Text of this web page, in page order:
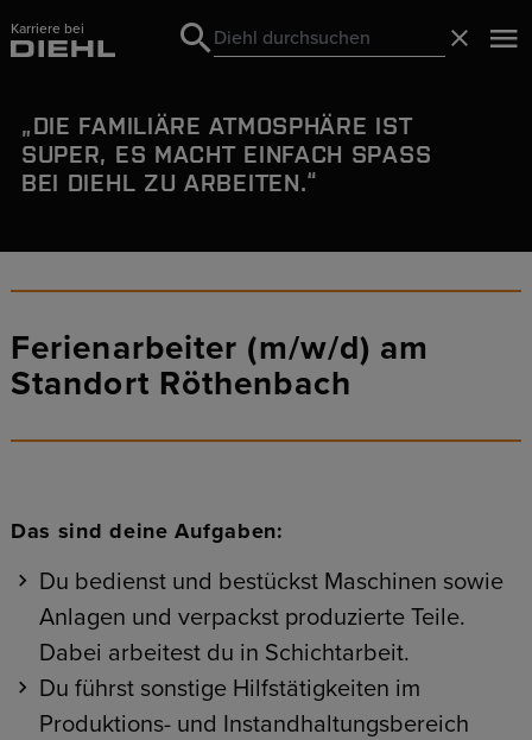
Karriere bei
Search
Search
DIE FAMILIÄRE ATMOSPHÄRE IST
SUPER, ES MACHT EINFACH SPASS B
EI DIEHL ZU ARBEITEN.
Ferienarbeiter (m/w/d) am
Standort Röthenbach
Das sind deine Aufgaben:
Du bedienst und bestückst Maschinen sowie
Anlagen und verpackst produzierte Teile.
Dabei arbeitest du in Schichtarbeit.
Du führst sonstige Hilfstätigkeiten im
Produktions- und Instandhaltungsbereich